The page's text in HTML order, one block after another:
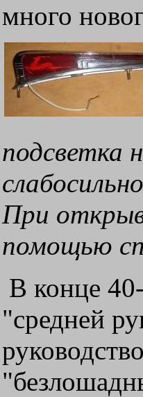
много
подсветка
При
помощью
В конце
"средней